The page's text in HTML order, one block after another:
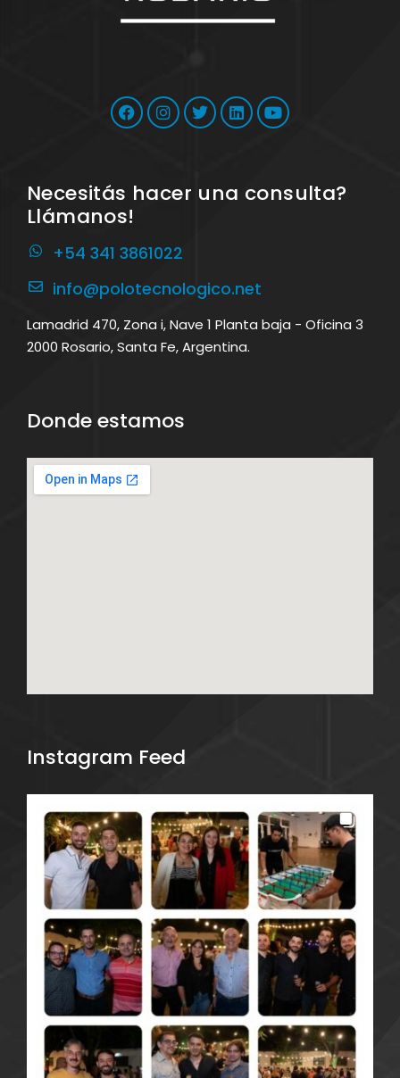
Necesitás hacer una consulta?
Llámanos!
+54 341 3861022
info@polotecnologico.net
Lamadrid 470, Zona i, Nave 1 Planta baja - Oficina 3
2000 Rosario, Santa Fe, Argentina.
Donde estamos
Instagram Feed